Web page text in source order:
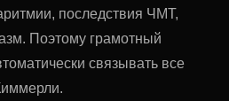
последствия ЧМТ,
Поэтому грамотный
связывать все